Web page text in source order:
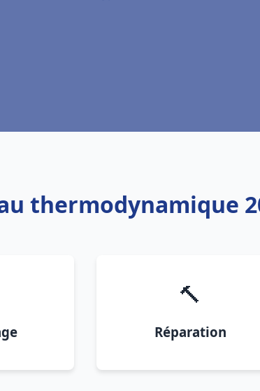
thermodynamique
🔨
Réparation